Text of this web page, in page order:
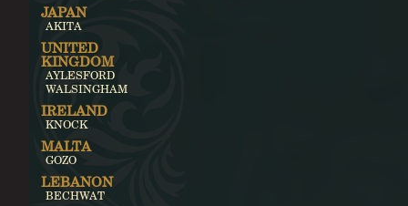
JAPAN
AKITA
UNITED
KINGDOM
AYLESFORD
WALSINGHAM
IRELAND
KNOCK
MALTA
GOZO
LEBANON
BECHWAT